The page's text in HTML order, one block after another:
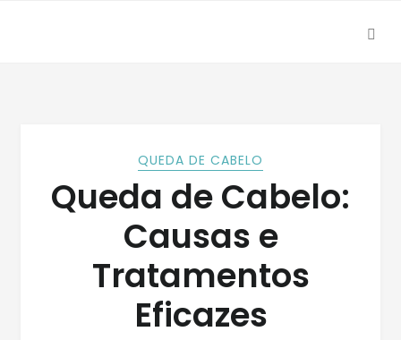
QUEDA DE CABELO
Queda de Cabelo:
Causas e
Tratamentos
Eficazes